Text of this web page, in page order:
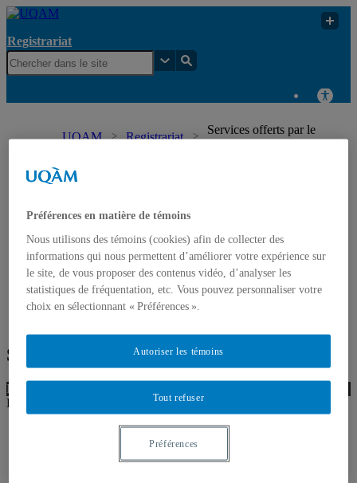
Registrariat
UQAM Registrariat
Services offerts par le
Registrariat
Accueil
Mandat et organisation du Registrariat
Services offerts par le Registrariat
Documents officiels (attestations et relevés de notes)
Diplomation
Protection des renseignements personnels
Statistiques et annuaires
Services offerts par le Registrariat
Futurs étudiants, nouveaux étudiants admis et étudiants actuels
Description des services offerts
Réponse aux demandes d’information sur les programmes
d’études, les conditions, les politiques, les procédures
d’admission, les règlements universitaires;
Préférences en matière de témoins
Nous utilisons des témoins (cookies) afin de collecter des
informations qui nous permettent d’améliorer votre expérience sur
le site, de vous proposer des contenus vidéo, d’analyser les
statistiques de fréquentation, etc. Vous pouvez personnaliser votre
choix en sélectionnant « Préférences ».
Tout refuser
Autoriser les témoins
Préférences